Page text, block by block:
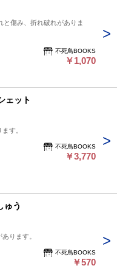
と傷み、折れ破れがありま
不死鳥BOOKS
￥1,070
ェット
す。
不死鳥BOOKS
￥3,770
ゅう
ります。
不死鳥BOOKS
￥570